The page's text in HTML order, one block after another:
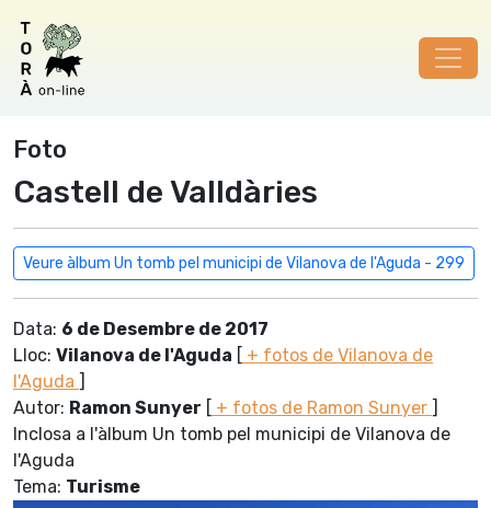
Foto
Castell de Valldàries
Veure àlbum Un tomb pel municipi de Vilanova de l'Aguda - 299
Data: 6 de Desembre de 2017
Lloc: Vilanova de l'Aguda [ + fotos de Vilanova de
l'Aguda ]
Autor: Ramon Sunyer [ + fotos de Ramon Sunyer ]
Inclosa a l'àlbum Un tomb pel municipi de Vilanova de
l'Aguda
Tema: Turisme